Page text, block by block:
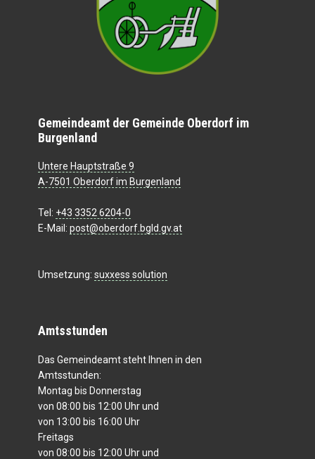
Gemeindeamt der Gemeinde Oberdorf im
Burgenland
Untere Hauptstraße 9
A-7501 Oberdorf im Burgenland
Tel: +43 3352 6204-0
E-Mail: post@oberdorf.bgld.gv.at
Umsetzung: suxxess solution
Amtsstunden
Das Gemeindeamt steht Ihnen in den
Amtsstunden:
Montag bis Donnerstag
von 08:00 bis 12:00 Uhr und
von 13:00 bis 16:00 Uhr
Freitags
von 08:00 bis 12:00 Uhr und